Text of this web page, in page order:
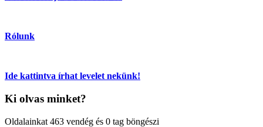
Rólunk
Ide kattintva írhat levelet nekünk!
Ki olvas minket?
Oldalainkat 463 vendég és 0 tag böngészi